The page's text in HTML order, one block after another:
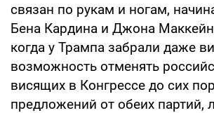
связан по рукам и ногам,
Бена Кардина и Джона
когда у Трампа забрали даже
возможность отменять
висящих в Конгрессе до сих
предложений от обеих партий,